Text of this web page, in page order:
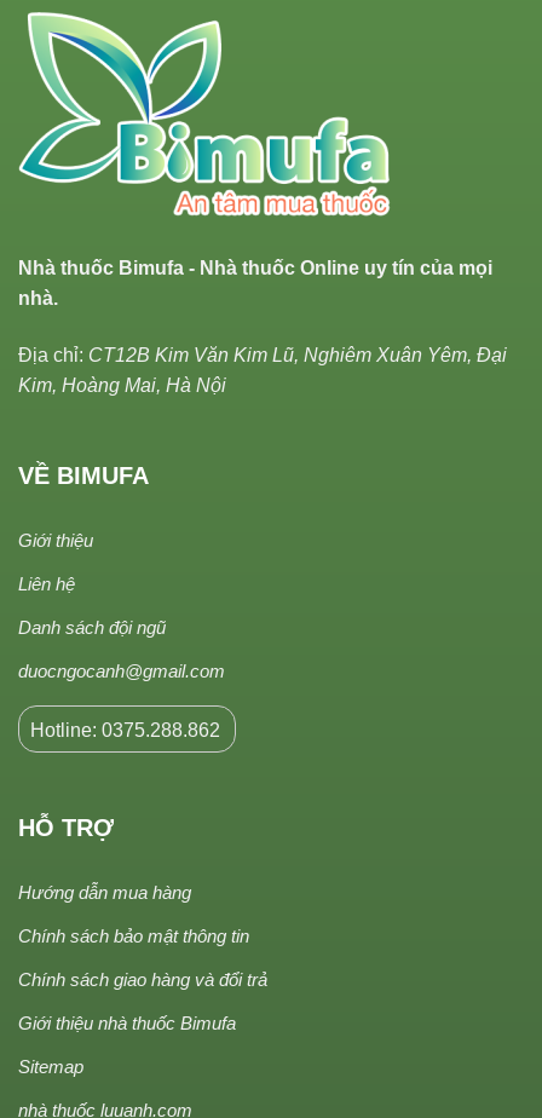
Nhà thuốc Bimufa - Nhà thuốc Online uy tín của mọi
nhà.
Địa chỉ: CT12B Kim Văn Kim Lũ, Nghiêm Xuân Yêm, Đại
Kim, Hoàng Mai, Hà Nội
VỀ BIMUFA
Giới thiệu
Liên hệ
Danh sách đội ngũ
duocngocanh@gmail.com
Hotline: 0375.288.862
HỖ TRỢ
Hướng dẫn mua hàng
Chính sách bảo mật thông tin
Chính sách giao hàng và đổi trả
Giới thiệu nhà thuốc Bimufa
Sitemap
nhà thuốc luuanh.com